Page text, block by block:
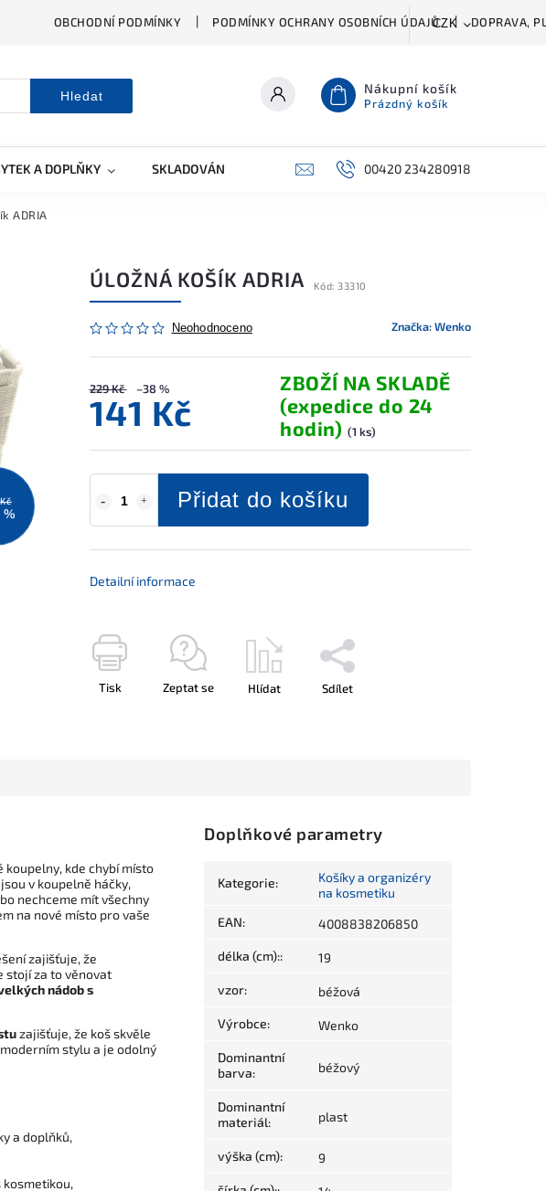
OBCHODNÍ PODMÍNKY PODMÍNKY OCHRANY OSOBNÍCH ÚDAJŮ DOPRAVA,
CZK
Hledat Nákupní košík
Prázdný košík
A DOPLŇKY SKLADOVÁNÍ A ČIŠTĚNÍ PŘÍSLUŠENSTVÍ
00420 234280918
ADRIA
ÚLOŽNÁ KOŠÍK ADRIA Kód: 33310
Neohodnoceno Značka:Wenko
229 Kč –38 %
141 Kč
ZBOŽÍ NA SKLADĚ
(expedice do 24
hodin) (1 ks)
Přidat do košíku
Detailní informace
Tisk Zeptat se Hlídat Sdílet
koupelny, kde chybí místo
v koupelně háčky,
nechceme mít všechny
na nové místo pro vaše
zajišťuje, že
stojí za to věnovat
nádob s
zajišťuje, že koš skvěle
stylu a je odolný
a doplňků,
Doplňkové parametry
Kategorie:
Košíky a organizéry
na kosmetiku
EAN: 4008838206850
délka (cm):: 19
vzor: béžová
Výrobce: Wenko
Dominantní
barva: béžový
Dominantní
materiál: plast
výška (cm): 9